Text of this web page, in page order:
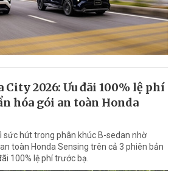
2026: Ưu đãi 100% lệ phí
hóa gói an toàn Honda
sức hút trong phân khúc B-sedan nhờ
toàn Honda Sensing trên cả 3 phiên bản
100% lệ phí trước bạ.